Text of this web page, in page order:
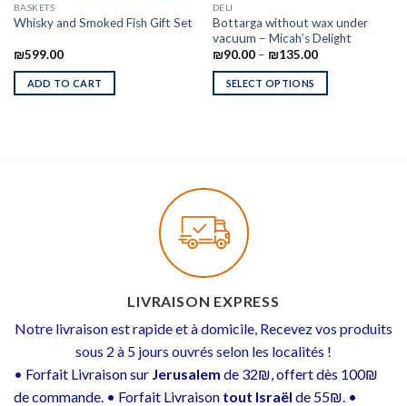
BASKETS
Whisky and Smoked Fish Gift Set
₪599.00
ADD TO CART
DELI
Bottarga without wax under
vacuum – Micah’s Delight
₪90.00– ₪135.00
SELECT OPTIONS
LIVRAISON EXPRESS
Notre livraison est rapide et à domicile, Recevez vos produits
sous 2 à 5 jours ouvrés selon les localités !
• Forfait Livraison sur Jerusalem de 32₪, offert dès 100₪
de commande. • Forfait Livraison tout Israël de 55₪. •